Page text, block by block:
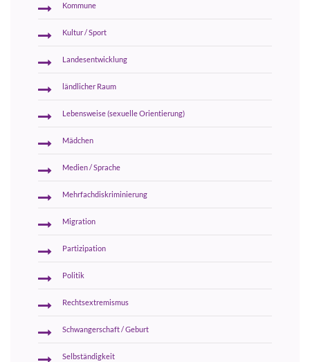
Kommune
Kultur / Sport
Landesentwicklung
ländlicher Raum
Lebensweise (sexuelle Orientierung)
Mädchen
Medien / Sprache
Mehrfachdiskriminierung
Migration
Partizipation
Politik
Rechtsextremismus
Schwangerschaft / Geburt
Selbständigkeit